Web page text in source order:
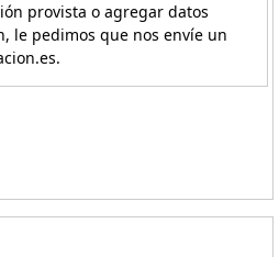
provista o agregar datos
le pedimos que nos envíe un